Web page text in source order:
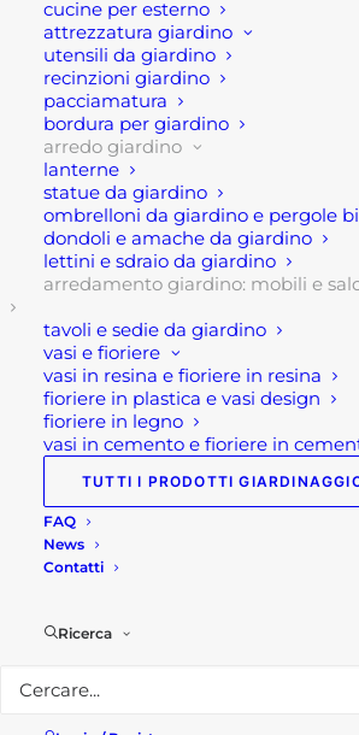
cucine per esterno
attrezzatura giardino
utensili da giardino
recinzioni giardino
pacciamatura
bordura per giardino
arredo giardino
lanterne
statue da giardino
ombrelloni da giardino e pergole
dondoli e amache da giardino
lettini e sdraio da giardino
arredamento giardino: mobili e
tavoli e sedie da giardino
vasi e fioriere
vasi in resina e fioriere in resina
fioriere in plastica e vasi design
fioriere in legno
vasi in cemento e fioriere in
TUTTI I PRODOTTI
FAQ
News
Contatti
Ricerca
Si tratta dunque, di un mobile da
robusto e resistente, perfetto per gli
ambienti all’aria aperta.
funzionalità è la sua caratteristica
questo mobile da esterno o
Caratteristiche tecniche:
Dimensioni: cm 200x60x90 h
Colore : bianco o antracite
apertura a due ante scorrevoli
4 ripiani removibile
Per maggiori informazioni
Visita il nostroshop!
Seguici su